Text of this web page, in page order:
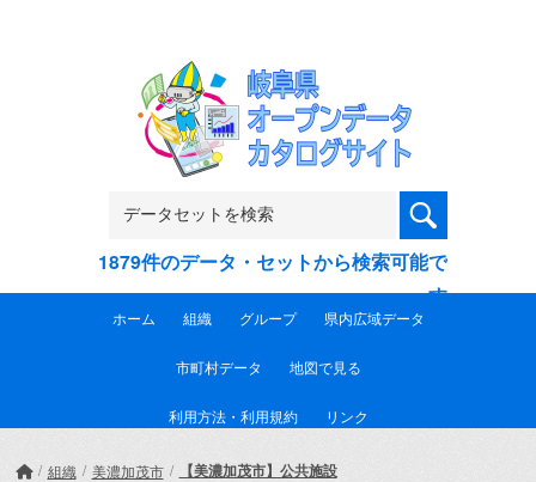
1879件のデータ・セットから検索可能で
す
ホーム 組織 グループ 県内広域データ
市町村データ 地図で見る
利用方法・利用規約 リンク
組織 美濃加茂市 【美濃加茂市】公共施設